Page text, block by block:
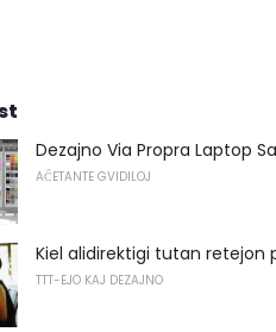
Dezajno Via Propra Laptop
AĈETANTE GVIDILOJ
Kiel alidirektigi tutan retejon
TTT-EJO KAJ DEZAJNO